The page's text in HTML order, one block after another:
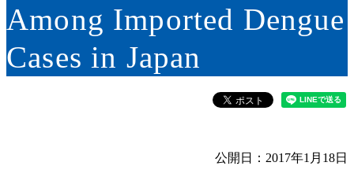
Among Imported Dengue
Cases in Japan
公開日：2017年1月18日